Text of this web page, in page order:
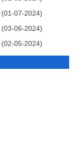
(01-07-2024)
(03-06-2024)
(02-05-2024)